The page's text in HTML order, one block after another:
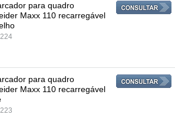
para quadro
Maxx 110 recarregável
para quadro
Maxx 110 recarregável